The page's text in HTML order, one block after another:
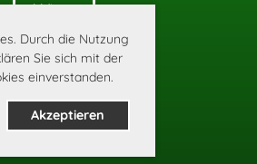
Durch die Nutzung
Sie sich mit der
einverstanden.
Akzeptieren
Weiter >>
|Datenschutz
ClubDesk Vereinssoftware